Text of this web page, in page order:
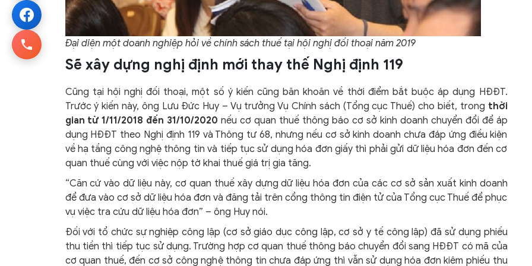
Đại diện một doanh nghiệp hỏi về chính sách thuế tại hội nghị đối thoại năm 2019
Sẽ xây dựng nghị định mới thay thế Nghị định 119
Cũng tại hội nghị đối thoại, một số ý kiến cũng băn khoăn về thời điểm bắt buộc áp dụng HĐĐT.
Trước ý kiến này, ông Lưu Đức Huy – Vụ trưởng Vụ Chính sách (Tổng cục Thuế) cho biết, trong thời
gian từ 1/11/2018 đến 31/10/2020 nếu cơ quan thuế thông báo cơ sở kinh doanh chuyển đổi để áp
dụng HĐĐT theo Nghị định 119 và Thông tư 68, nhưng nếu cơ sở kinh doanh chưa đáp ứng điều kiện
về hạ tầng công nghệ thông tin và tiếp tục sử dụng hóa đơn giấy thì phải gửi dữ liệu hóa đơn đến cơ
quan thuế cùng với việc nộp tờ khai thuế giá trị gia tăng.
“Căn cứ vào dữ liệu này, cơ quan thuế xây dựng dữ liệu hóa đơn của các cơ sở sản xuất kinh doanh
để đưa vào cơ sở dữ liệu hóa đơn và đăng tải trên cổng thông tin điện tử của Tổng cục Thuế để phục
vụ việc tra cứu dữ liệu hóa đơn” – ông Huy nói.
Đối với tổ chức sự nghiệp công lập (cơ sở giáo dục công lập, cơ sở y tế công lập) đã sử dụng phiếu
thu tiền thì tiếp tục sử dụng. Trường hợp cơ quan thuế thông báo chuyển đổi sang HĐĐT có mã của
cơ quan thuế, đến cơ sở công nghệ thông tin chưa đáp ứng thì vẫn sử dụng hóa đơn kiêm phiếu thu